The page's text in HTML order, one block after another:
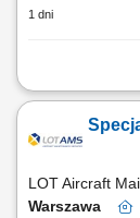
1 dni
Zakres
przyjmowanie
udzielanie
LOT Aircraft
Warszawa